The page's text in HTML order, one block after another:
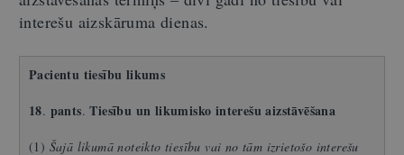
interešu aizskāruma dienas.
Pacientu tiesību likums
18. pants. Tiesību un likumisko interešu aizstāvēšana
(1) Šajā likumā noteikto tiesību vai no tām izrietošo interešu